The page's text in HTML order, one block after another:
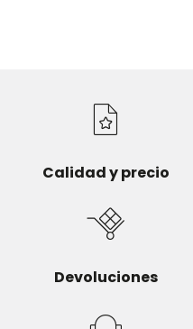
Calidad y precio
Devoluciones